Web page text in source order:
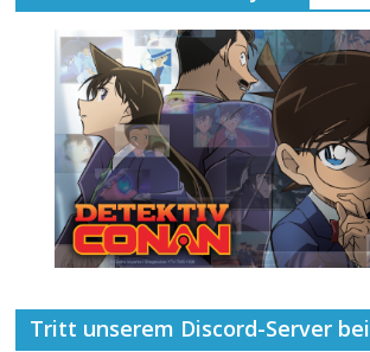
Tritt unserem Discord-Server bei